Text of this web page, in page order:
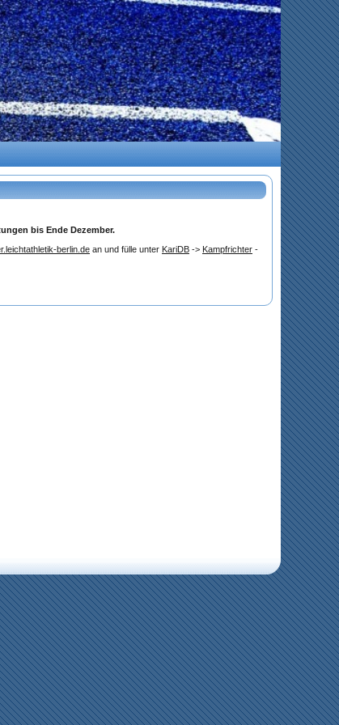
bis Ende Dezember.
berlin.de an und fülle unter KariDB -> Kampfrichter -